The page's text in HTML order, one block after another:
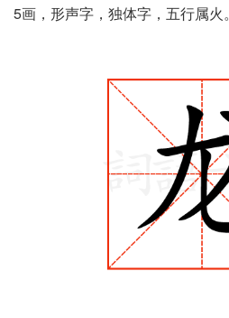
5画，形声字，独体字，五行属火。